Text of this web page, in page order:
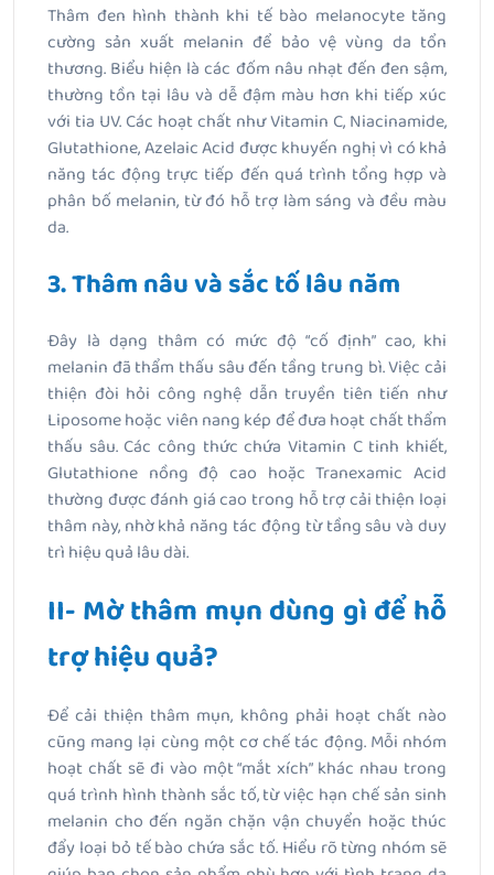
Thâm đen hình thành khi tế bào melanocyte tăng
cường sản xuất melanin để bảo vệ vùng da tổn
thương. Biểu hiện là các đốm nâu nhạt đến đen sậm,
thường tồn tại lâu và dễ đậm màu hơn khi tiếp xúc
với tia UV. Các hoạt chất như Vitamin C, Niacinamide,
Glutathione, Azelaic Acid được khuyến nghị vì có khả
năng tác động trực tiếp đến quá trình tổng hợp và
phân bố melanin, từ đó hỗ trợ làm sáng và đều màu
da.
3. Thâm nâu và sắc tố lâu năm
Đây là dạng thâm có mức độ “cố định” cao, khi
melanin đã thẩm thấu sâu đến tầng trung bì. Việc cải
thiện đòi hỏi công nghệ dẫn truyền tiên tiến như
Liposome hoặc viên nang kép để đưa hoạt chất thẩm
thấu sâu. Các công thức chứa Vitamin C tinh khiết,
Glutathione nồng độ cao hoặc Tranexamic Acid
thường được đánh giá cao trong hỗ trợ cải thiện loại
thâm này, nhờ khả năng tác động từ tầng sâu và duy
trì hiệu quả lâu dài.
II- Mờ thâm mụn dùng gì để hỗ
trợ hiệu quả?
Để cải thiện thâm mụn, không phải hoạt chất nào
cũng mang lại cùng một cơ chế tác động. Mỗi nhóm
hoạt chất sẽ đi vào một “mắt xích” khác nhau trong
quá trình hình thành sắc tố, từ việc hạn chế sản sinh
melanin cho đến ngăn chặn vận chuyển hoặc thúc
đẩy loại bỏ tế bào chứa sắc tố. Hiểu rõ từng nhóm sẽ